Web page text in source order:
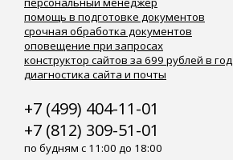
помощь в подготовке документов
срочная обработка документов
оповещение при запросах
конструктор сайтов за 699 рублей в год
диагностика сайта и почты
+7 (499) 404-11-01
+7 (812) 309-51-01
по будням с 11:00 до 18:00